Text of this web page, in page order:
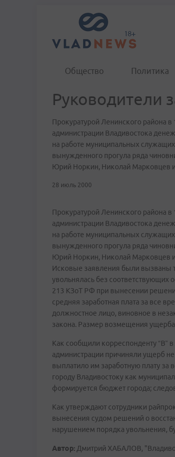
Общество Политика
Руководители
Прокуратурой Ленинского района
администрации Владивостока
на работе муниципальных
вынужденного прогула ряда
Юрий Норкин, Николай Марковцев и
28 июль 2000
Прокуратурой Ленинского района
администрации Владивостока
на работе муниципальных
вынужденного прогула ряда
Юрий Норкин, Николай Марковцев и
Исковые заявления были вызваны
увольнялась без соответствующих
213 КЗоТ РФ при вынесении
средняя заработная плата за все
должностное лицо, виновное в
закона. Размер возмещения
Как сообщили корреспонденту “В”
администрации причиняли ущерб
выплатило им заработную плату
городу Владивостоку как
формируется бюджет города;
Как утверждают сотрудники
вынесения судом решений о
нарушением порядка увольнения,
Автор: Дмитрий ХАБАЛОВ,